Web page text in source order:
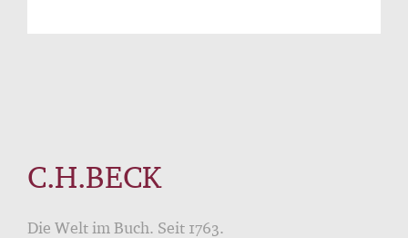
C.H.BECK
Die Welt im Buch. Seit 1763.